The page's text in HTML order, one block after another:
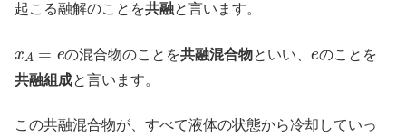
起こる融解のことを共融と言います。
の混合物のことを共融混合物といい、 のことを
共融組成と言います。
この共融混合物が、すべて液体の状態から冷却していっ